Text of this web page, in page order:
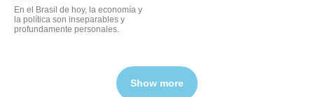
En el Brasil de hoy, la economía y
la política son inseparables y
profundamente personales.
Show more